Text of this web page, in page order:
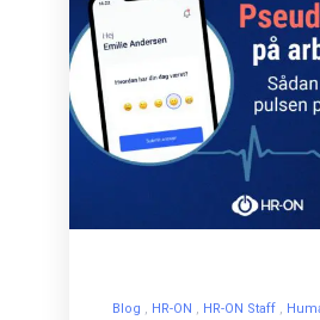
Blog HR-ON HR-ON Staff